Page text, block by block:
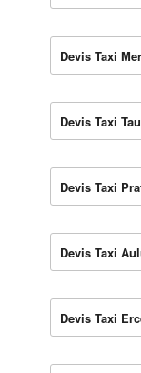
Devis Taxi
Devis Taxi
Devis Taxi
Devis Taxi
Devis Taxi